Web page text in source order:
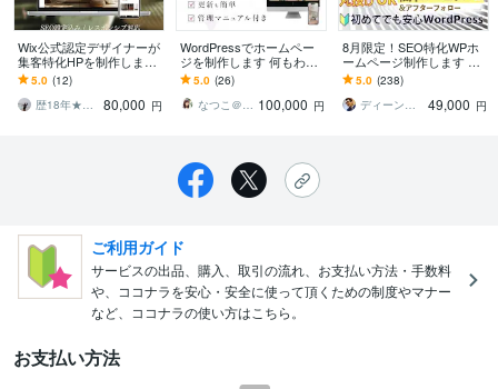
Wix公式認定デザイナーが
集客特化HPを制作します
安心の修正無制限！デザ
イン特化でスマホ対応・S
EO最適化付き
5.0 (12)
歴18年★ワンズライフデザイン
80,000 円
WordPressでホームペー
ジを制作します 何もわか
らなくてOK。ヒアリング
で整理し、「伝わる」サ
イトへ
5.0 (26)
なつこ＠Web Design 100,000 円
8月限定！SEO特化WPホ
ームページ制作します ス
マホ対応＆初心者向けWP
サイト制作【49,000円】
5.0 (238)
ディーン＠お値段以上！
49,000 円
ご利用ガイド
サービスの出品、購入、取引の流れ、お支払い方法・手数料
や、ココナラを安心・安全に使って頂くための制度やマナー
など、ココナラの使い方はこちら。
お支払い方法